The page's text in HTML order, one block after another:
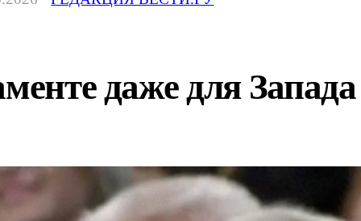
даже для